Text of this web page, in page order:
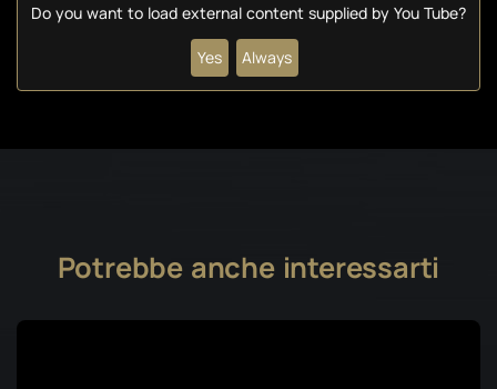
Do you want to load external content supplied by You Tube?
Yes Always
Potrebbe anche interessarti